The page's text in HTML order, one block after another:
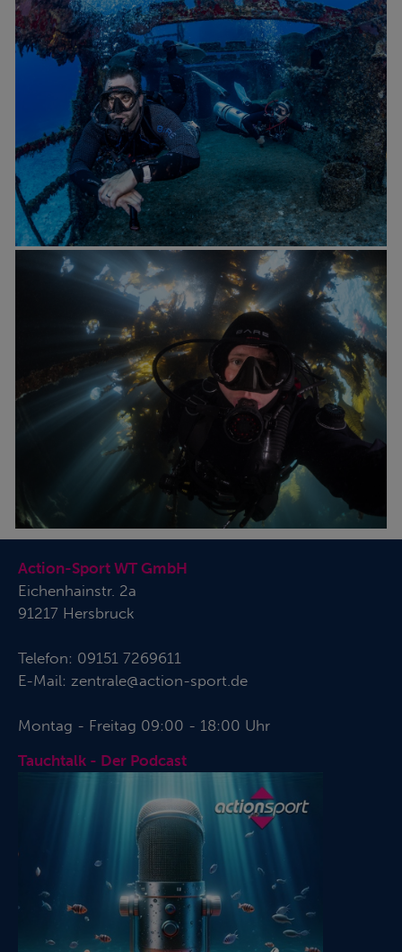
Action-Sport WT GmbH
Eichenhainstr. 2a
91217 Hersbruck
Telefon: 09151 7269611
E-Mail: zentrale@action-sport.de
Montag - Freitag 09:00 - 18:00 Uhr
Tauchtalk - Der Podcast